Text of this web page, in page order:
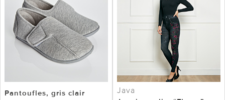
Pantoufles, gris clair Java